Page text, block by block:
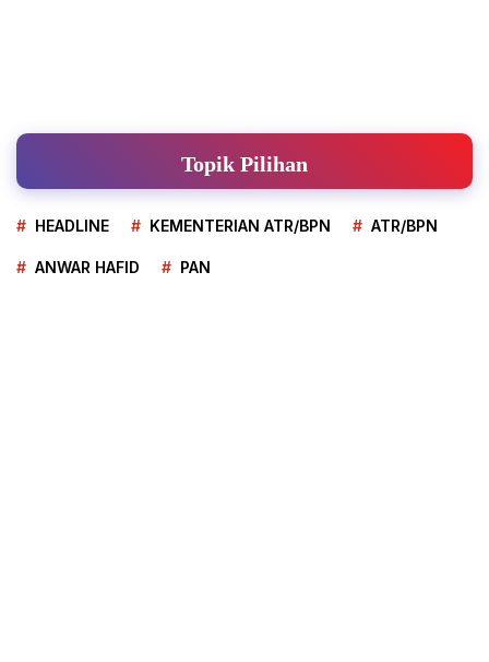
Topik Pilihan
HEADLINE KEMENTERIAN ATR/BPN ATR/BPN
ANWAR HAFID PAN